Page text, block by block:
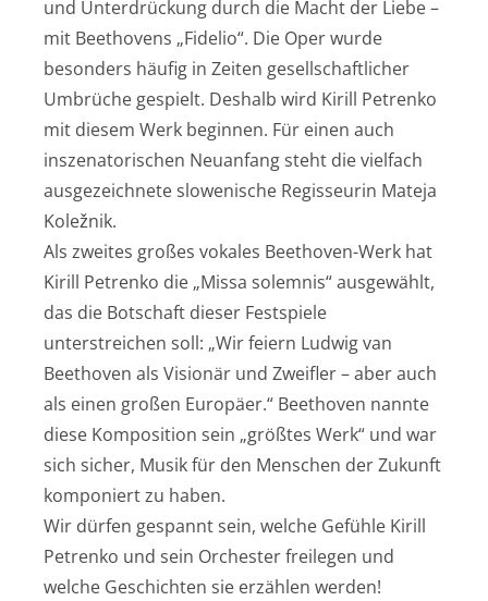
und Unterdrückung durch die Macht der Liebe –
mit Beethovens „Fidelio“. Die Oper wurde
besonders häufig in Zeiten gesellschaftlicher
Umbrüche gespielt. Deshalb wird Kirill Petrenko
mit diesem Werk beginnen. Für einen auch
inszenatorischen Neuanfang steht die vielfach
ausgezeichnete slowenische Regisseurin Mateja
Koležnik.
Als zweites großes vokales Beethoven-Werk hat
Kirill Petrenko die „Missa solemnis“ ausgewählt,
das die Botschaft dieser Festspiele
unterstreichen soll: „Wir feiern Ludwig van
Beethoven als Visionär und Zweifler – aber auch
als einen großen Europäer.“ Beethoven nannte
diese Komposition sein „größtes Werk“ und war
sich sicher, Musik für den Menschen der Zukunft
komponiert zu haben.
Wir dürfen gespannt sein, welche Gefühle Kirill
Petrenko und sein Orchester freilegen und
welche Geschichten sie erzählen werden!